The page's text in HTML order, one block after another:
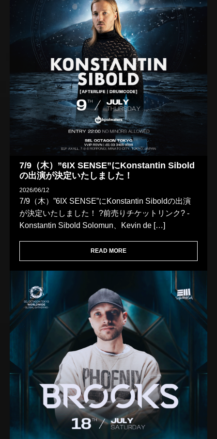
7/9（木）”6IX SENSE”にKonstantin Sibold
の出演が決定いたしました！
2026/06/12
7/9（木）”6IX SENSE”にKonstantin Siboldの出演
が決定いたしました！ ?前売りチケットリンク? -
Konstantin Sibold Solomun、Kevin de […]
READ MORE